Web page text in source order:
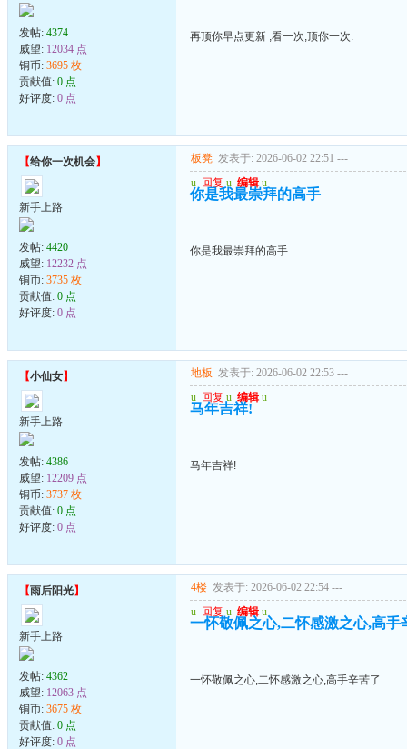
发帖: 4374
威望: 12034 点
铜币: 3695 枚
贡献值: 0 点
好评度: 0 点
再顶你早点更新 ,看一次,顶你一次.
【给你一次机会】
新手上路
发帖: 4420
威望: 12232 点
铜币: 3735 枚
贡献值: 0 点
好评度: 0 点
板凳 发表于: 2026-06-02 22:51 ---
u 回复 u 编辑 u
你是我最崇拜的高手
你是我最崇拜的高手
【小仙女】
新手上路
发帖: 4386
威望: 12209 点
铜币: 3737 枚
贡献值: 0 点
好评度: 0 点
地板 发表于: 2026-06-02 22:53 ---
u 回复 u 编辑 u
马年吉祥!
马年吉祥!
【雨后阳光】
新手上路
发帖: 4362
威望: 12063 点
铜币: 3675 枚
贡献值: 0 点
好评度: 0 点
4楼 发表于: 2026-06-02 22:54 ---
u 回复 u 编辑 u
一怀敬佩之心,二怀感激之心,高手
一怀敬佩之心,二怀感激之心,高手辛苦了